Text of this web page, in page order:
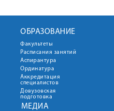
ОБРАЗОВАНИЕ
Факультеты
Расписания занятий
Аспирантура
Ординатура
Аккредитация
специалистов
Довузовская
подготовка
МЕДИА